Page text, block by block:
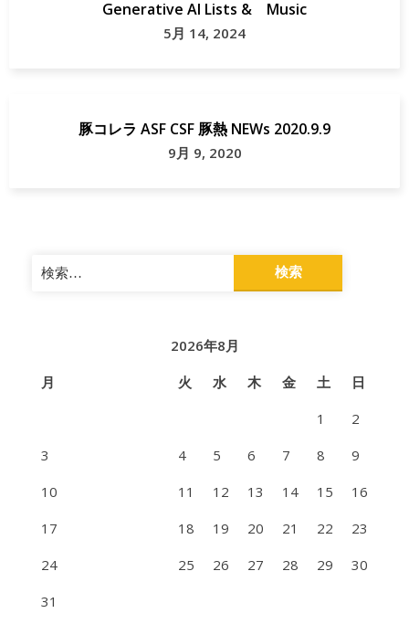
Generative AI Lists & Music
5月 14, 2024
豚コレラ ASF CSF 豚熱 NEWs 2020.9.9
9月 9, 2020
検
索:
2026年8月
月
火 水 木 金 土
日
1
2
3
4 5 6 7 8
9
10
11 12 13 14 15
16
17
18 19 20 21 22
23
24
25 26 27 28 29
30
31